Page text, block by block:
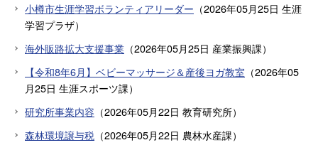
小樽市生涯学習ボランティアリーダー （2026年05月25日 生涯
学習プラザ）
海外販路拡大支援事業 （2026年05月25日 産業振興課）
【令和8年6月】ベビーマッサージ＆産後ヨガ教室 （2026年05
月25日 生涯スポーツ課）
研究所事業内容 （2026年05月22日 教育研究所）
森林環境譲与税 （2026年05月22日 農林水産課）